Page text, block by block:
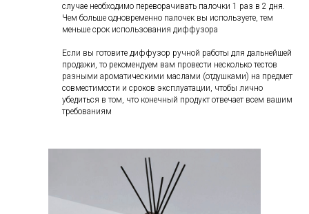
случае необходимо переворачивать палочки 1 раз в 2 дня.
Чем больше одновременно палочек вы используете, тем
меньше срок использования диффузора
Если вы готовите диффузор ручной работы для дальнейшей
продажи, то рекомендуем вам провести несколько тестов
разными ароматическими маслами (отдушками) на предмет
совместимости и сроков эксплуатации, чтобы лично
убедиться в том, что конечный продукт отвечает всем вашим
требованиям